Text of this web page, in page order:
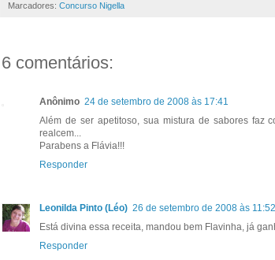
Marcadores: Concurso Nigella
6 comentários:
Anônimo 24 de setembro de 2008 às 17:41
Além de ser apetitoso, sua mistura de sabores faz
realcem...
Parabens a Flávia!!!
Responder
Leonilda Pinto (Léo) 26 de setembro de 2008 às 11:52
Está divina essa receita, mandou bem Flavinha, já
Responder